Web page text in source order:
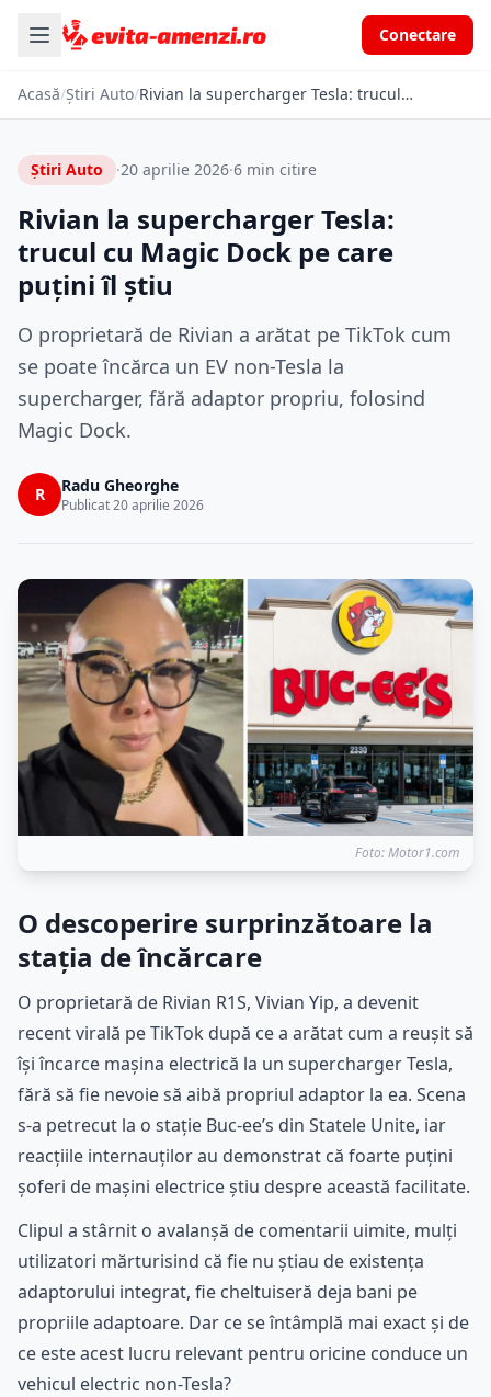
Conectare
Acasă/Știri Auto/ Rivian la supercharger Tesla: trucul cu Magic Dock pe care puțini îl știu
Știri Auto ·20 aprilie 2026·6 min citire
Rivian la supercharger Tesla:
trucul cu Magic Dock pe care
puțini îl știu
O proprietară de Rivian a arătat pe TikTok cum
se poate încărca un EV non-Tesla la
supercharger, fără adaptor propriu, folosind
Magic Dock.
R Radu Gheorghe
Publicat 20 aprilie 2026
Foto: Motor1.com
O descoperire surprinzătoare la
stația de încărcare
O proprietară de Rivian R1S, Vivian Yip, a devenit
recent virală pe TikTok după ce a arătat cum a reușit să
își încarce mașina electrică la un supercharger Tesla,
fără să fie nevoie să aibă propriul adaptor la ea. Scena
s-a petrecut la o stație Buc-ee’s din Statele Unite, iar
reacțiile internauților au demonstrat că foarte puțini
șoferi de mașini electrice știu despre această facilitate.
Clipul a stârnit o avalanșă de comentarii uimite, mulți
utilizatori mărturisind că fie nu știau de existența
adaptorului integrat, fie cheltuiseră deja bani pe
propriile adaptoare. Dar ce se întâmplă mai exact și de
ce este acest lucru relevant pentru oricine conduce un
vehicul electric non-Tesla?